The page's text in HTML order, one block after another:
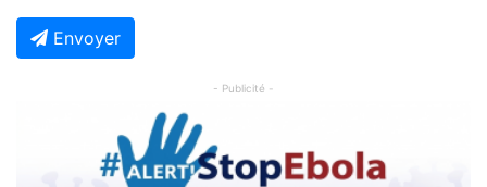
Envoyer
- Publicité -